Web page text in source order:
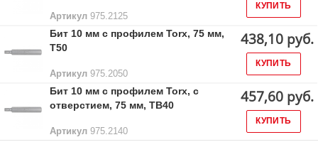
Артикул 975.2125
КУПИТЬ
Бит 10 мм с профилем Torx, 75 мм,
Т50
Артикул 975.2050
438,10 руб.
КУПИТЬ
Бит 10 мм с профилем Torx, с
отверстием, 75 мм, ТВ40
Артикул 975.2140
457,60 руб.
КУПИТЬ